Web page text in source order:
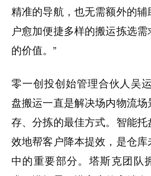
精准的导航，也无需额外的
户愈加便捷多样的搬运拣选
的价值。”
零一创投创始管理合伙人吴
盘搬运一直是解决场内物流
存、分拣的最佳方式。智能
效地帮客户降本提效，是仓
中的重要部分。塔斯克团队